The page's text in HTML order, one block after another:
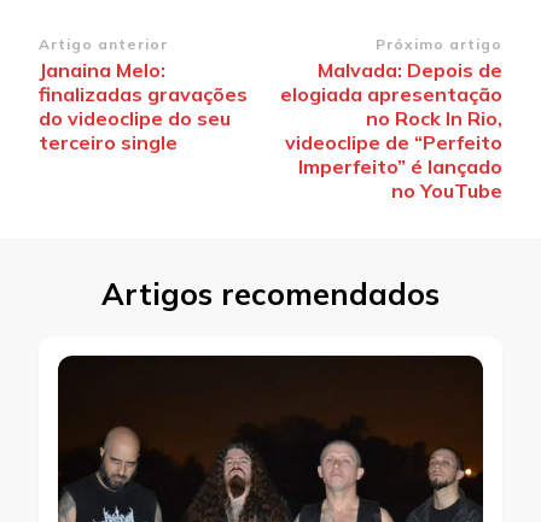
Navegação
de
post
Artigo anterior
Janaina Melo:
finalizadas gravações
do videoclipe do seu
terceiro single
Próximo artigo
Malvada: Depois de
elogiada apresentação
no Rock In Rio,
videoclipe de “Perfeito
Imperfeito” é lançado
no YouTube
Artigos recomendados